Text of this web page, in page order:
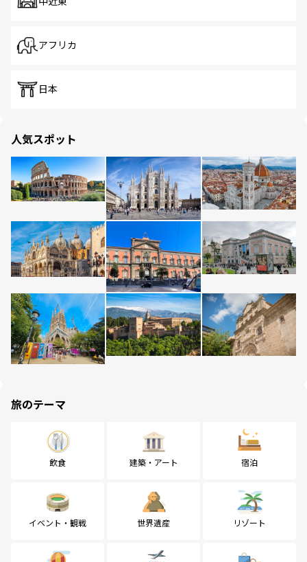
アフリカ
日本
人気スポット
旅のテーマ
飲食 建築・アート 宿泊
イベント・観戦 世界遺産 リゾート